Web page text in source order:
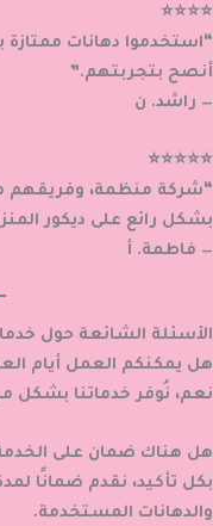
⭐⭐⭐⭐
“استخدموا دهانات ممتازة
أنصح بتجربتهم.”
— راشد. ن
⭐⭐⭐⭐⭐
“شركة منظمة، وفريقهم
بشكل رائع على ديكور
— فاطمة. أ
الأسئلة الشائعة حول
هل يمكنكم العمل أيام
نعم، نُوفر خدماتنا بشكل
هل هناك ضمان على
والدهانات المستخدمة.